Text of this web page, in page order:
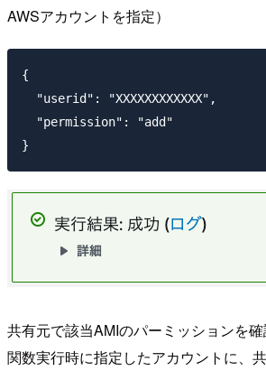
AWSアカウントを指定）
{
  "userid": "XXXXXXXXXXXX",
  "permission": "add"
共有元で該当AMIのパーミッションを
関数実行時に指定したアカウントに、